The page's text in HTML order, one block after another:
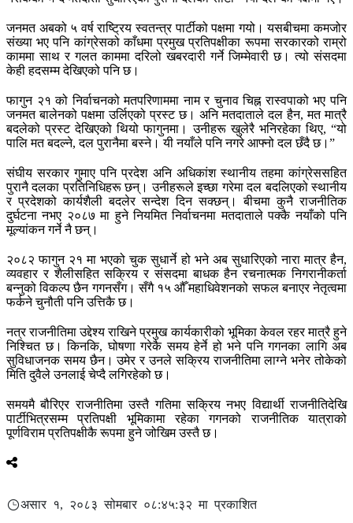
जनमत अबको ५ वर्ष राष्ट्रिय स्वतन्त्र पार्टीको पक्षमा गयो। यसबीचमा कमजोर
संख्या भए पनि कांग्रेसको काँधमा प्रमुख प्रतिपक्षीका रूपमा सरकारको राम्रो
काममा साथ र गलत काममा दरिलो खबरदारी गर्ने जिम्मेवारी छ। त्यो संसदमा
केही हदसम्म देखिएको पनि छ।
फागुन २१ को निर्वाचनको मतपरिणाममा नाम र चुनाव चिह्न रास्वपाको भए पनि
जनमत बालेनको पक्षमा उर्लिएको प्रस्ट छ। अनि मतदाताले दल हैन, मत मात्रै
बदलेको प्रस्ट देखिएको थियो फागुनमा। उनीहरू खुलेरै भनिरहेका थिए, “यो
पालि मत बदल्ने, दल पुरानैमा बस्ने। यी नयाँले पनि नगरे आफ्नो दल छँदै छ।”
संघीय सरकार गुमाए पनि प्रदेश अनि अधिकांश स्थानीय तहमा कांग्रेससहित
पुरानै दलका प्रतिनिधिहरू छन्। उनीहरूले इच्छा गरेमा दल बदलिएको स्थानीय
र प्रदेशको कार्यशैली बदलेर सन्देश दिन सक्छन्। बीचमा कुनै राजनीतिक
दुर्घटना नभए २०८७ मा हुने नियमित निर्वाचनमा मतदाताले पक्कै नयाँको पनि
मूल्यांकन गर्ने नै छन्।
२०८२ फागुन २१ मा भएको चुक सुधार्ने हो भने अब सुधारिएको नारा मात्र हैन,
व्यवहार र शैलीसहित सक्रिय र संसदमा बाधक हैन रचनात्मक निगरानीकर्ता
बन्नुको विकल्प छैन गगनसँग। सँगै १५ औँ महाधिवेशनको सफल बनाएर नेतृत्वमा
फर्कने चुनौती पनि उत्तिकै छ।
नत्र राजनीतिमा उद्देश्य राखिने प्रमुख कार्यकारीको भूमिका केवल रहर मात्रै हुने
निश्चित छ। किनकि, घोषणा गरेकै समय हेर्ने हो भने पनि गगनका लागि अब
सुविधाजनक समय छैन। उमेर र उनले सक्रिय राजनीतिमा लाग्ने भनेर तोकेको
मिति दुवैले उनलाई चेप्दै लगिरहेको छ।
समयमै बौरिएर राजनीतिमा उस्तै गतिमा सक्रिय नभए विद्यार्थी राजनीतिदेखि
पार्टीभित्रसम्म प्रतिपक्षी भूमिकामा रहेका गगनको राजनीतिक यात्राको
पूर्णविराम प्रतिपक्षीकै रूपमा हुने जोखिम उस्तै छ।
असार १, २०८३ सोमबार ०८:४५:३२ मा प्रकाशित